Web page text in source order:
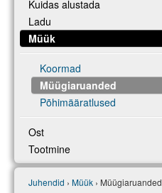
Versiooniuuendused
Power BI & Merit Aktiva (EST)
Kuidas alustada
Ladu
Müük
Koormad
Müügiaruanded
Põhimääratlused
Ost
Tootmine
Juhendid › Müük › Müügiaruanded